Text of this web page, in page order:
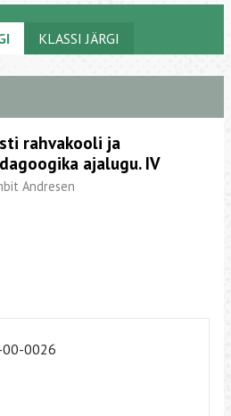
KLASSI JÄRGI
rahvakooli ja
ajalugu. IV
Andresen
0026